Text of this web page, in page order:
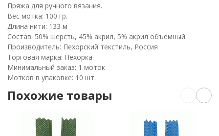
Пряжа для ручного вязания.
Вес мотка: 100 гр.
Длина нити: 133 м
Состав: 50% шерсть, 45% акрил, 5% акрил объемный
Производитель: Пехорский текстиль, Россия
Торговая марка: Пехорка
Минимальный заказ: 1 моток
Мотков в упаковке: 10 шт.
Похожие товары